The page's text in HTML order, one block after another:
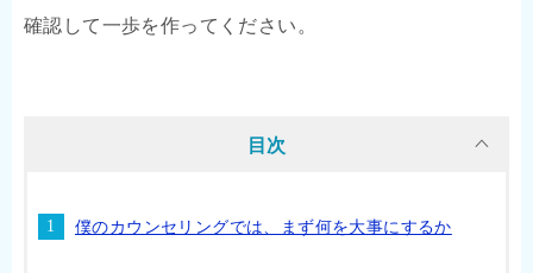
確認して一歩を作ってください。
目次
僕のカウンセリングでは、まず何を大事にするか